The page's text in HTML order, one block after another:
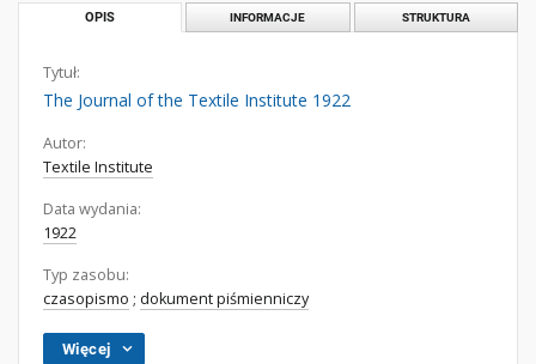
OPIS INFORMACJE STRUKTURA
Tytuł:
The Journal of the Textile Institute 1922
Autor:
Textile Institute
Data wydania:
1922
Typ zasobu:
czasopismo ; dokument piśmienniczy
Więcej